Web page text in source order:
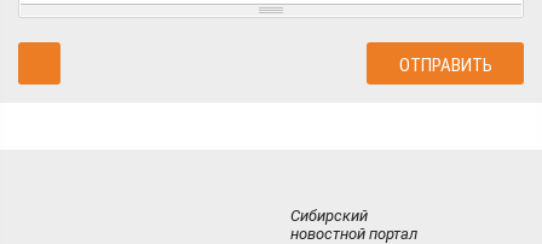
Сибирский
новостной портал